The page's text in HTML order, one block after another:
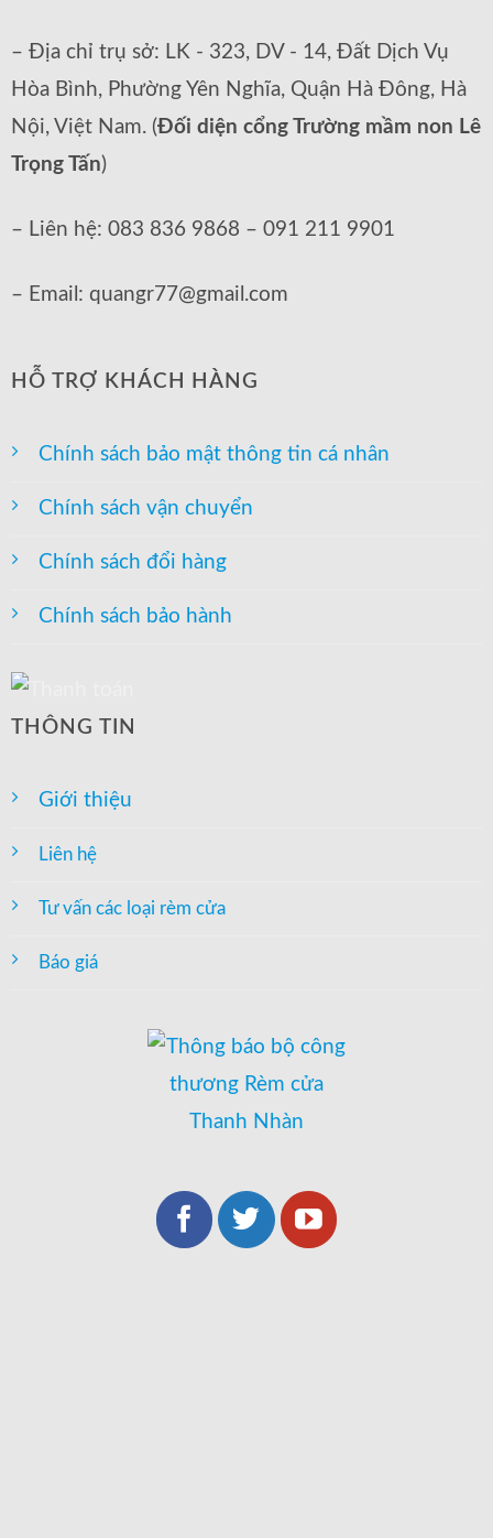
– Địa chỉ trụ sở: LK - 323, DV - 14, Đất Dịch Vụ
Hòa Bình, Phường Yên Nghĩa, Quận Hà Đông, Hà
Nội, Việt Nam. (Đối diện cổng Trường mầm non Lê
Trọng Tấn)
– Liên hệ: 083 836 9868 – 091 211 9901
– Email: quangr77@gmail.com
HỖ TRỢ KHÁCH HÀNG
Chính sách bảo mật thông tin cá nhân
Chính sách vận chuyển
Chính sách đổi hàng
Chính sách bảo hành
THÔNG TIN
Giới thiệu
Liên hệ
Tư vấn các loại rèm cửa
Báo giá